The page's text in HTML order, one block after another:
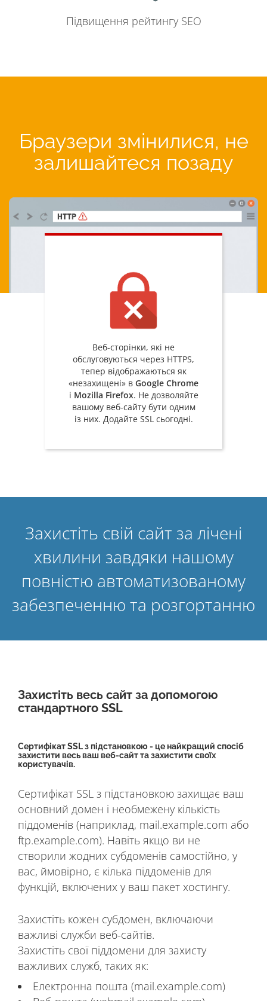
Підвищення рейтингу SEO
Браузери змінилися, не
залишайтеся позаду
Веб-сторінки, які не
обслуговуються через HTTPS,
тепер відображаються як
«незахищені» в Google Chrome
і Mozilla Firefox. Не дозволяйте
вашому веб-сайту бути одним
із них. Додайте SSL сьогодні.
Захистіть свій сайт за лічені
хвилини завдяки нашому
повністю автоматизованому
забезпеченню та розгортанню
Захистіть весь сайт за допомогою
стандартного SSL
Сертифікат SSL з підстановкою - це найкращий спосіб
захистити весь ваш веб-сайт та захистити своїх
користувачів.
Сертифікат SSL з підстановкою захищає ваш
основний домен і необмежену кількість
піддоменів (наприклад, mail.example.com або
ftp.example.com). Навіть якщо ви не
створили жодних субдоменів самостійно, у
вас, ймовірно, є кілька піддоменів для
функцій, включених у ваш пакет хостингу.
Захистіть кожен субдомен, включаючи
важливі служби веб-сайтів.
Захистіть свої піддомени для захисту
важливих служб, таких як:
Електронна пошта (mail.example.com)